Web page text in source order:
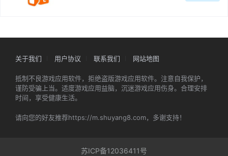
关于我们 用户协议 联系我们 网站地图
抵制不良游戏应用软件，拒绝盗版游戏应用软件。注意自我保护，
谨防受骗上当。适度游戏应用益脑，沉迷游戏应用伤身。合理安排
时间，享受健康生活。
请向您的好友推荐https://m.shuyang8.com，多谢支持！
苏ICP备12036411号